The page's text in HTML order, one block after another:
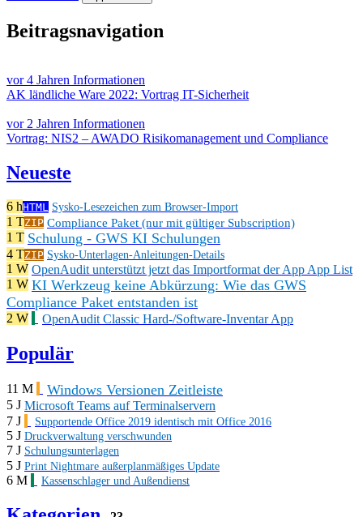
Beitragsnavigation
vor 4 Jahren Informationen
AK ländliche Ware 2022: Vortrag IT-Sicherheit
vor 2 Jahren Informationen
Vortrag: NIS2 – AWADO Risikomanagement und Compliance
Neueste
6 hHTML Sysko-Lesezeichen zum Browser-Import
1 TZIP Compliance Paket (nur mit gültiger Subscription)
1 T Schulung - GWS KI Schulungen
4 TZIP Sysko-Unterlagen-Anleitungen-Details
1 W OpenAudit unterstützt jetzt das Importformat der App App List
1 W KI Werkzeug keine Abkürzung: Wie das GWS
Compliance Paket entstanden ist
2 W OpenAudit Classic Hard-/Software-Inventar App
Populär
11 M Windows Versionen Zeitleiste
5 J Microsoft Teams auf Terminalservern
7 J
Supportende Office 2019 identisch mit Office 2016
5 J Druckverwaltung verschwunden
7 J Schulungsunterlagen
5 J Print Nightmare außerplanmäßiges Update
6 M Kassenschlager und Außendienst